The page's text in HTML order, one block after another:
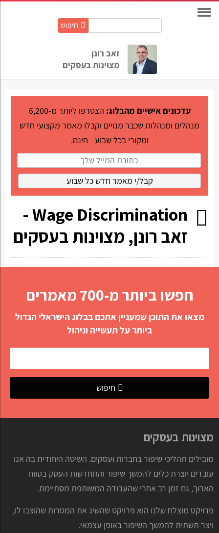
חיפוש
זאב רונן
מצוינות בעסקים
עדכונים אישיים מהבלוג:
הצטרפו ליותר מ-6,200
מנהלים ומנהלות שכבר מנויים וקבלו מאמר מקצועי חדש
ומקורי בכל שבוע - חינם.
Wage Discrimination -
זאב רונן, מצוינות בעסקים
חפשו ביותר מ-700 מאמרים
מצאו את התוכן שמעניין אתכם בבלוג הישראלי הגדול
ביותר על תעשייה וניהול
חיפוש
מצוינות בעסקים
מובילים תהליכי שיפור בחברות ועסקים. השיטה היחודית בה אנו
עובדים יוצרת כלים להמשך שיפור והתחדשות העסק בטווח
הארוך, גם זמן רב אחרי שהעבודה המשותפת מסתיימת.
פרויקט מוצלח שלנו הוא פרויקט שהשיג את המטרות שהוצבו לו,
ויצר תשתית להמשך השיפור באופן עצמאי.